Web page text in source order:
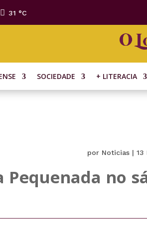
31 °C
SOCIEDADE + LITERACIA
por Noticias| 13
Pequenada no